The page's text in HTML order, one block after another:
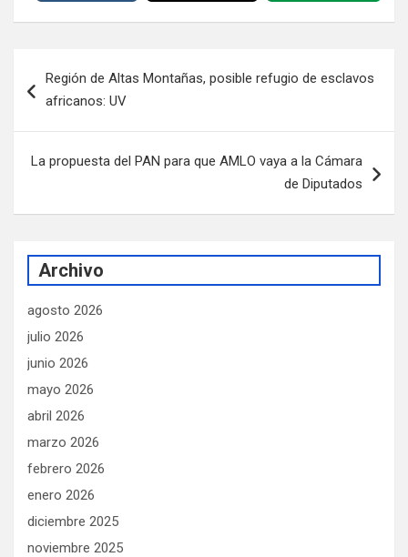
de
Región de Altas Montañas, posible refugio de esclavos
africanos: UV
La propuesta del PAN para que AMLO vaya a la Cámara
de Diputados
Archivo
agosto 2026
julio 2026
junio 2026
mayo 2026
abril 2026
marzo 2026
febrero 2026
enero 2026
diciembre 2025
noviembre 2025